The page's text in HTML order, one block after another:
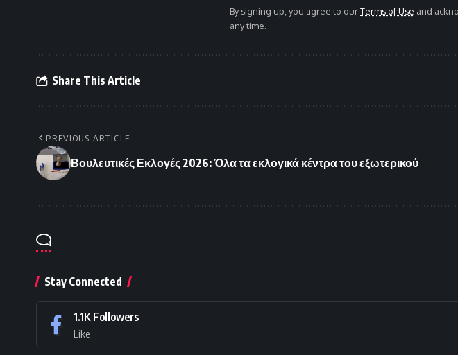
By signing up, you agree to ourTerms of Use and
any time.
Share This Article
PREVIOUS ARTICLE
Βουλευτικές Εκλογές 2026: Όλα τα εκλογικά κέντρα του εξωτερικού
Stay Connected
1.1K Followers
Like